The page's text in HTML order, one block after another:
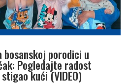
porodici u
Pogledajte radost
kući (VIDEO)